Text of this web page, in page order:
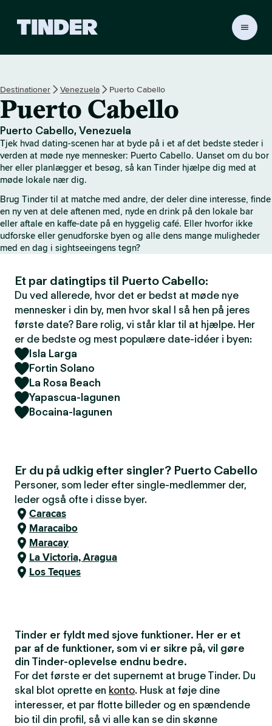
r
s
s
t
a
r
t
d
e
Destinationer Venezuela Puerto Cabello
Puerto Cabello
Puerto Cabello, Venezuela
Tjek hvad dating-scenen har at byde på i et af det bedste steder i
verden at møde nye mennesker: Puerto Cabello. Uanset om du bor
her eller planlægger et besøg, så kan Tinder hjælpe dig med at
møde lokale nær dig.
Brug Tinder til at matche med andre, der deler dine interesse, finde
en ny ven at dele aftenen med, nyde en drink på den lokale bar
eller aftale en kaffe-date på en hyggelig café. Eller hvorfor ikke
udforske eller genudforske byen og alle dens mange muligheder
med en dag i sightseeingens tegn?
Et par datingtips til Puerto Cabello:
Du ved allerede, hvor det er bedst at møde nye
mennesker i din by, men hvor skal I så hen på jeres
første date? Bare rolig, vi står klar til at hjælpe. Her
er de bedste og mest populære date-idéer i byen:
Isla Larga
Fortin Solano
La Rosa Beach
Yapascua-lagunen
Bocaina-lagunen
Er du på udkig efter singler? Puerto Cabello
Personer, som leder efter single-medlemmer der,
leder også ofte i disse byer.
Caracas
Maracaibo
Maracay
La Victoria, Aragua
Los Teques
Tinder er fyldt med sjove funktioner. Her er et
par af de funktioner, som vi er sikre på, vil gøre
din Tinder-oplevelse endnu bedre.
For det første er det supernemt at bruge Tinder. Du
skal blot oprette en konto. Husk at føje dine
interesser, et par flotte billeder og en spændende
bio til din profil, så vi alle kan se din skønne